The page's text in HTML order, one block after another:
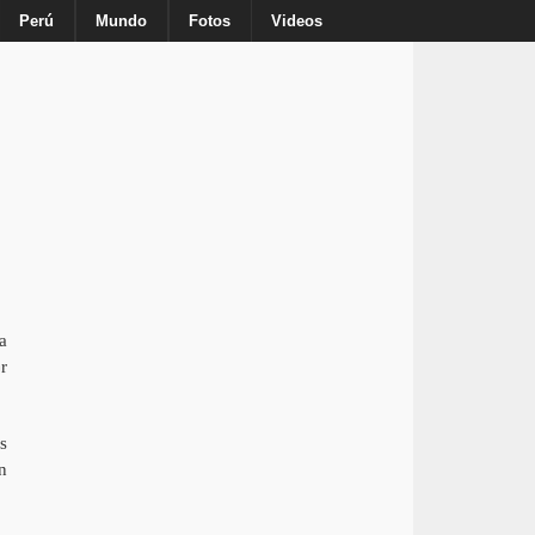
Inicio Nosotros Anuncie
Perú Mundo Fotos Videos